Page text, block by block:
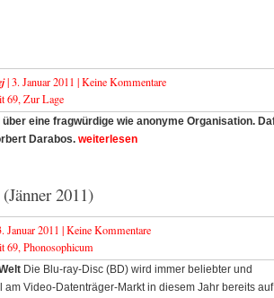
| 3. Januar 2011 |Keine Kommentare
69, Zur Lage
eine fragwürdige wie anonyme Organisation.
Darabos. weiterlesen
2011)
Januar 2011 |Keine Kommentare
69, Phonosophicum
Die Blu-ray-Disc (BD) wird immer beliebter und
am Video-Datenträger-Markt in diesem Jahr bereits auf